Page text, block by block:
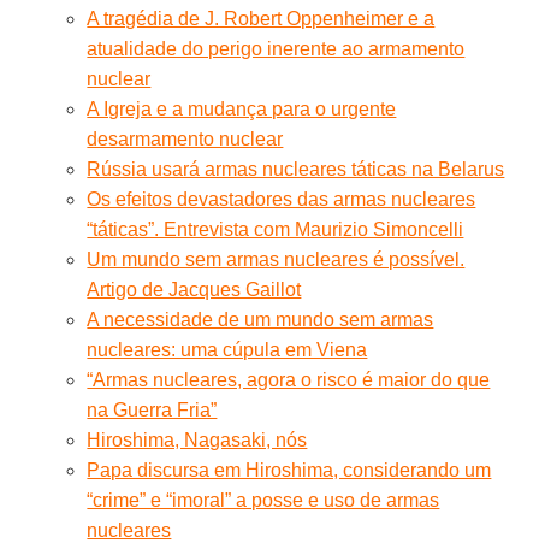
A tragédia de J. Robert Oppenheimer e a
atualidade do perigo inerente ao armamento
nuclear
A Igreja e a mudança para o urgente
desarmamento nuclear
Rússia usará armas nucleares táticas na Belarus
Os efeitos devastadores das armas nucleares
“táticas”. Entrevista com Maurizio Simoncelli
Um mundo sem armas nucleares é possível.
Artigo de Jacques Gaillot
A necessidade de um mundo sem armas
nucleares: uma cúpula em Viena
“Armas nucleares, agora o risco é maior do que
na Guerra Fria”
Hiroshima, Nagasaki, nós
Papa discursa em Hiroshima, considerando um
“crime” e “imoral” a posse e uso de armas
nucleares